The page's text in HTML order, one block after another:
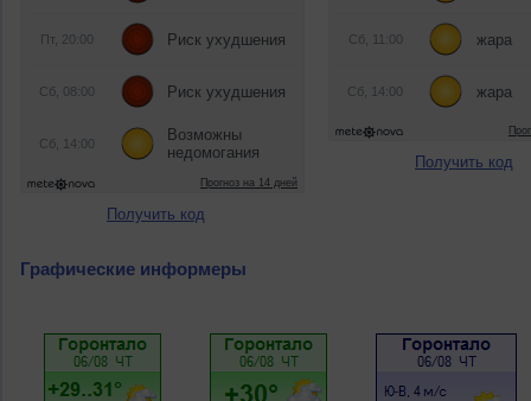
Получить код
Получить код
Графические информеры